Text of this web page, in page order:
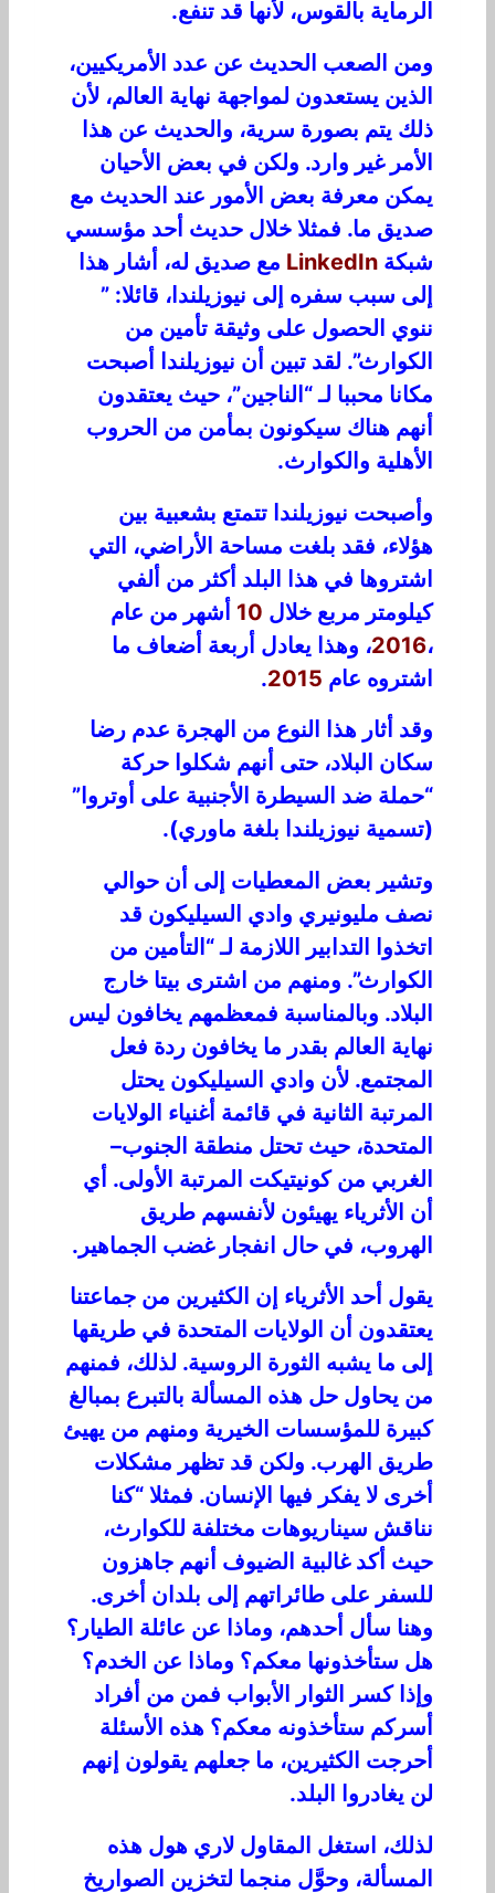
الرماية بالقوس، لأنها قد تنفع.
ومن الصعب الحديث عن عدد الأمريكيين،
الذين يستعدون لمواجهة نهاية العالم، لأن
ذلك يتم بصورة سرية، والحديث عن هذا
الأمر غير وارد. ولكن في بعض الأحيان
يمكن معرفة بعض الأمور عند الحديث مع
صديق ما. فمثلا خلال حديث أحد مؤسسي
شبكة LinkedIn مع صديق له، أشار هذا
إلى سبب سفره إلى نيوزيلندا، قائلا: ”
ننوي الحصول على وثيقة تأمين من
الكوارث”. لقد تبين أن نيوزيلندا أصبحت
مكانا محببا لـ “الناجين”، حيث يعتقدون
أنهم هناك سيكونون بمأمن من الحروب
الأهلية والكوارث.
وأصبحت نيوزيلندا تتمتع بشعبية بين
هؤلاء، فقد بلغت مساحة الأراضي، التي
اشتروها في هذا البلد أكثر من ألفي
كيلومتر مربع خلال 10 أشهر من عام
،2016، وهذا يعادل أربعة أضعاف ما
اشتروه عام 2015
.
وقد أثار هذا النوع من الهجرة عدم رضا
سكان البلاد، حتى أنهم شكلوا حركة
“حملة ضد السيطرة الأجنبية على أوتروا”
(تسمية نيوزيلندا بلغة ماوري).
وتشير بعض المعطيات إلى أن حوالي
نصف مليونيري وادي السيليكون قد
اتخذوا التدابير اللازمة لـ “التأمين من
الكوارث”. ومنهم من اشترى بيتا خارج
البلاد. وبالمناسبة فمعظمهم يخافون ليس
نهاية العالم بقدر ما يخافون ردة فعل
المجتمع. لأن وادي السيليكون يحتل
المرتبة الثانية في قائمة أغنياء الولايات
المتحدة، حيث تحتل منطقة الجنوب–
الغربي من كونيتيكت المرتبة الأولى. أي
أن الأثرياء يهيئون لأنفسهم طريق
الهروب، في حال انفجار غضب الجماهير.
يقول أحد الأثرياء إن الكثيرين من جماعتنا
يعتقدون أن الولايات المتحدة في طريقها
إلى ما يشبه الثورة الروسية. لذلك، فمنهم
من يحاول حل هذه المسألة بالتبرع بمبالغ
كبيرة للمؤسسات الخيرية ومنهم من يهيئ
طريق الهرب. ولكن قد تظهر مشكلات
أخرى لا يفكر فيها الإنسان. فمثلا “كنا
نناقش سيناريوهات مختلفة للكوارث،
حيث أكد غالبية الضيوف أنهم جاهزون
للسفر على طائراتهم إلى بلدان أخرى.
وهنا سأل أحدهم، وماذا عن عائلة الطيار؟
هل ستأخذونها معكم؟ وماذا عن الخدم؟
وإذا كسر الثوار الأبواب فمن من أفراد
أسركم ستأخذونه معكم؟ هذه الأسئلة
أحرجت الكثيرين، ما جعلهم يقولون إنهم
لن يغادروا البلد.
لذلك، استغل المقاول لاري هول هذه
المسألة، وحوَّل منجما لتخزين الصواريخ